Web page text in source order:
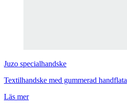
Juzo specialhandske
Textilhandske med gummerad handflata
Läs mer